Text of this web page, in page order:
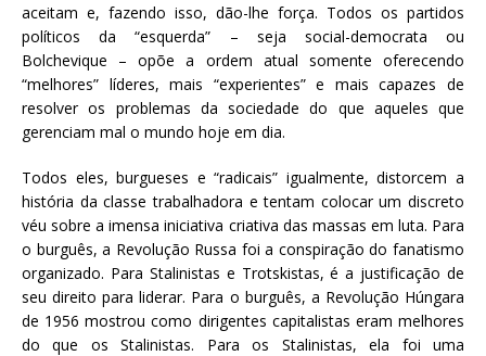
aceitam e, fazendo isso, dão-lhe força. Todos os partidos
políticos da “esquerda” – seja social-democrata ou
Bolchevique – opõe a ordem atual somente oferecendo
“melhores” líderes, mais “experientes” e mais capazes de
resolver os problemas da sociedade do que aqueles que
gerenciam mal o mundo hoje em dia.
Todos eles, burgueses e “radicais” igualmente, distorcem a
história da classe trabalhadora e tentam colocar um discreto
véu sobre a imensa iniciativa criativa das massas em luta. Para
o burguês, a Revolução Russa foi a conspiração do fanatismo
organizado. Para Stalinistas e Trotskistas, é a justificação de
seu direito para liderar. Para o burguês, a Revolução Húngara
de 1956 mostrou como dirigentes capitalistas eram melhores
do que os Stalinistas. Para os Stalinistas, ela foi uma